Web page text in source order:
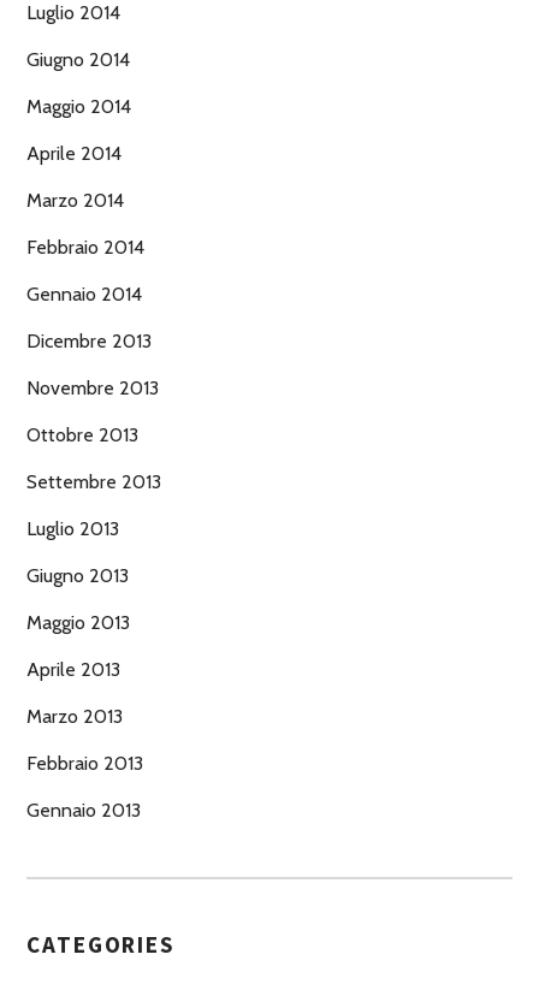
Luglio 2014
Giugno 2014
Maggio 2014
Aprile 2014
Marzo 2014
Febbraio 2014
Gennaio 2014
Dicembre 2013
Novembre 2013
Ottobre 2013
Settembre 2013
Luglio 2013
Giugno 2013
Maggio 2013
Aprile 2013
Marzo 2013
Febbraio 2013
Gennaio 2013
CATEGORIES